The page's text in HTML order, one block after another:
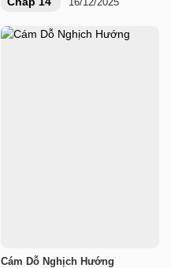
Cám Dỗ Nghịch Hướng